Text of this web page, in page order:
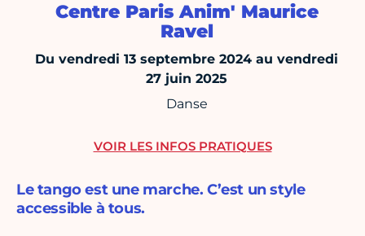
Centre Paris Anim' Maurice
Ravel
Du vendredi 13 septembre 2024 au vendredi
27 juin 2025
Danse
Le tango est une marche. C’est un style
accessible à tous.
VOIR LES INFOS PRATIQUES